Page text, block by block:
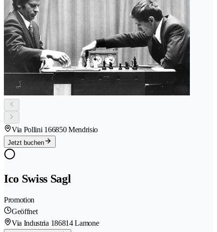
Via Pollini 166850 Mendrisio
Jetzt buchen
Ico Swiss Sagl
Promotion
Geöffnet
Via Industria 186814 Lamone